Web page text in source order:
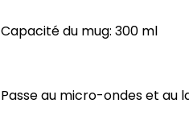
Capacité du mug: 300 ml
Passe au micro-ondes et au